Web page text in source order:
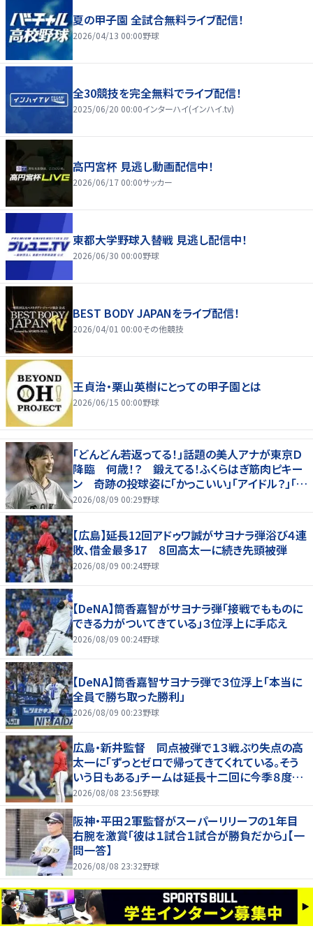
夏の甲子園 全試合無料ライブ配信！
2026/04/13 00:00野球
全30競技を完全無料でライブ配信！
2025/06/20 00:00インターハイ(インハイ.tv)
高円宮杯 見逃し動画配信中！
2026/06/17 00:00サッカー
東都大学野球入替戦 見逃し配信中！
2026/06/30 00:00野球
BEST BODY JAPANをライブ配信！
2026/04/01 00:00その他競技
王貞治・栗山英樹にとっての甲子園とは
2026/06/15 00:00野球
「どんどん若返ってる！」話題の美人アナが東京Ｄ
降臨 何歳！？ 鍛えてる！ふくらはぎ筋肉ピキー
ン 奇跡の投球姿に「かっこいい」「アイドル？」「女
神」
2026/08/09 00:29野球
【広島】延長12回アドゥワ誠がサヨナラ弾浴び４連
敗、借金最多17 ８回高太一に続き先頭被弾
2026/08/09 00:24野球
【DeNA】筒香嘉智がサヨナラ弾「接戦でもものに
できる力がついてきている」３位浮上に手応え
2026/08/09 00:24野球
【DeNA】筒香嘉智サヨナラ弾で３位浮上「本当に
全員で勝ち取った勝利」
2026/08/09 00:23野球
広島・新井監督 同点被弾で１３戦ぶり失点の高
太一に「ずっとゼロで帰ってきてくれている。そう
いう日もある」チームは延長十二回に今季８度目
サヨナラ負け
2026/08/08 23:56野球
阪神・平田２軍監督がスーパーリリーフの１年目
右腕を激賞「彼は１試合１試合が勝負だから」【一
問一答】
2026/08/08 23:32野球